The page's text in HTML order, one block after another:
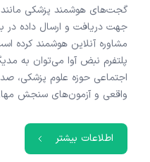
گجت‌های هوشمند پزشکی مانند
جهت دریافت و ارسال داده
مشاوره آنلاین هوشمند کرده
پلتفرم نبض آوا می‌توان به
اجتماعی حوزه علوم پزشکی،
واقعی و آزمون‌های سنجش
اطلاعات بیشتر